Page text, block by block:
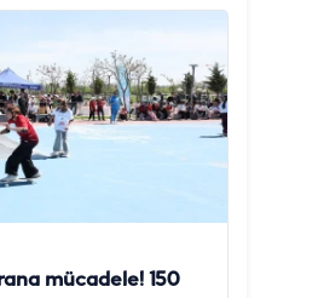
mücadele! 150